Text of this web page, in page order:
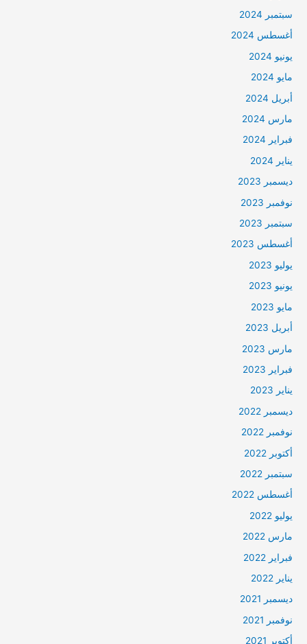
سبتمبر 2024
أغسطس 2024
يونيو 2024
مايو 2024
أبريل 2024
مارس 2024
فبراير 2024
يناير 2024
ديسمبر 2023
نوفمبر 2023
سبتمبر 2023
أغسطس 2023
يوليو 2023
يونيو 2023
مايو 2023
أبريل 2023
مارس 2023
فبراير 2023
يناير 2023
ديسمبر 2022
نوفمبر 2022
أكتوبر 2022
سبتمبر 2022
أغسطس 2022
يوليو 2022
مارس 2022
فبراير 2022
يناير 2022
ديسمبر 2021
نوفمبر 2021
أكتوبر 2021